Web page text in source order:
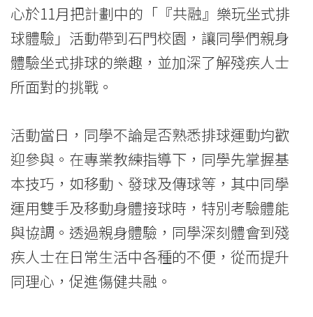
學
院
消
息
國
際
學
院
心於11月把計劃中的「『共融』樂玩坐式排
球體驗」活動帶到石門校園，讓同學們親身
體驗坐式排球的樂趣，並加深了解殘疾人士
所面對的挑戰。
活動當日，同學不論是否熟悉排球運動均歡
迎參與。在專業教練指導下，同學先掌握基
本技巧，如移動、發球及傳球等，其中同學
運用雙手及移動身體接球時，特別考驗體能
與協調。透過親身體驗，同學深刻體會到殘
疾人士在日常生活中各種的不便，從而提升
同理心，促進傷健共融。